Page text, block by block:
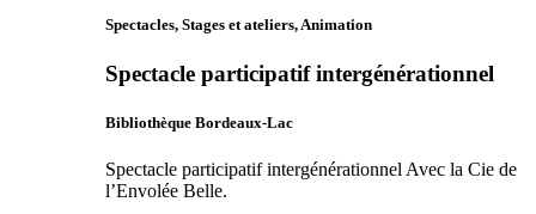
Spectacles, Stages et ateliers, Animation
Spectacle participatif intergénérationnel
Bibliothèque Bordeaux-Lac
Spectacle participatif intergénérationnel Avec la Cie de
l’Envolée Belle.